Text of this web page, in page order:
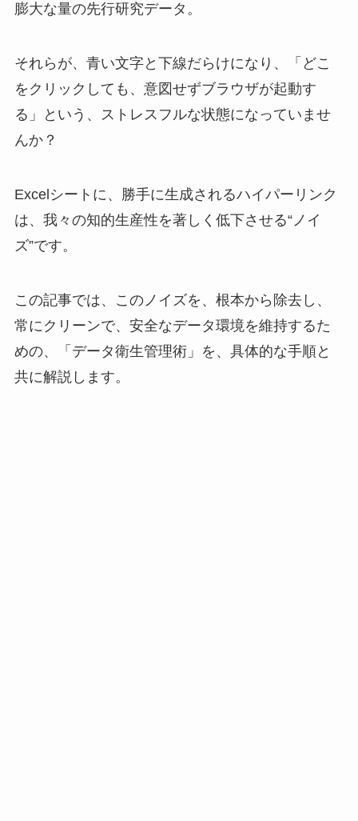
膨大な量の先行研究データ。
それらが、青い文字と下線だらけになり、「どこ
をクリックしても、意図せずブラウザが起動す
る」という、ストレスフルな状態になっていませ
んか？
Excelシートに、勝手に生成されるハイパーリンク
は、我々の知的生産性を著しく低下させる“ノイ
ズ”です。
この記事では、このノイズを、根本から除去し、
常にクリーンで、安全なデータ環境を維持するた
めの、「データ衛生管理術」を、具体的な手順と
共に解説します。